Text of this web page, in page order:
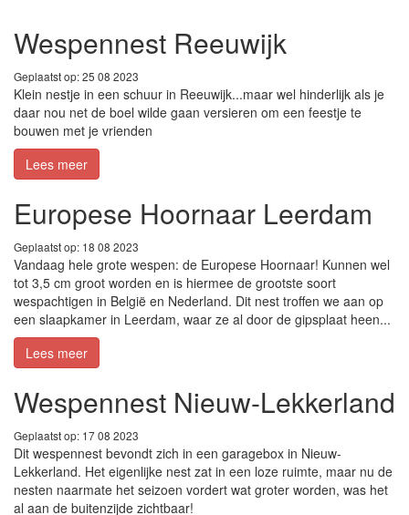
Wespennest Reeuwijk
Geplaatst op: 25 08 2023
Klein nestje in een schuur in Reeuwijk...maar wel hinderlijk als je
daar nou net de boel wilde gaan versieren om een feestje te
bouwen met je vrienden
Lees meer
Europese Hoornaar Leerdam
Geplaatst op: 18 08 2023
Vandaag hele grote wespen: de Europese Hoornaar! Kunnen wel
tot 3,5 cm groot worden en is hiermee de grootste soort
wespachtigen in België en Nederland. Dit nest troffen we aan op
een slaapkamer in Leerdam, waar ze al door de gipsplaat heen...
Lees meer
Wespennest Nieuw-Lekkerland
Geplaatst op: 17 08 2023
Dit wespennest bevondt zich in een garagebox in Nieuw-
Lekkerland. Het eigenlijke nest zat in een loze ruimte, maar nu de
nesten naarmate het seizoen vordert wat groter worden, was het
al aan de buitenzijde zichtbaar!